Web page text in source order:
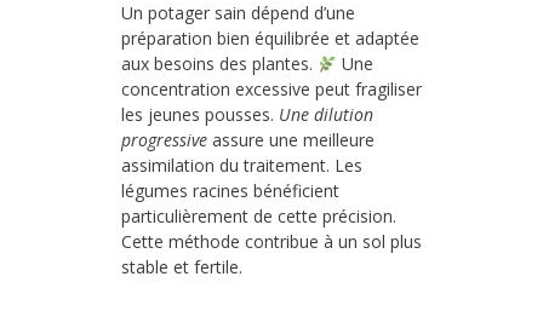
Un potager sain dépend d’une
préparation bien équilibrée et adaptée
aux besoins des plantes.
Une
concentration excessive peut fragiliser
les jeunes pousses. Une dilution
progressive assure une meilleure
assimilation du traitement. Les
légumes racines bénéficient
particulièrement de cette précision.
Cette méthode contribue à un sol plus
stable et fertile.